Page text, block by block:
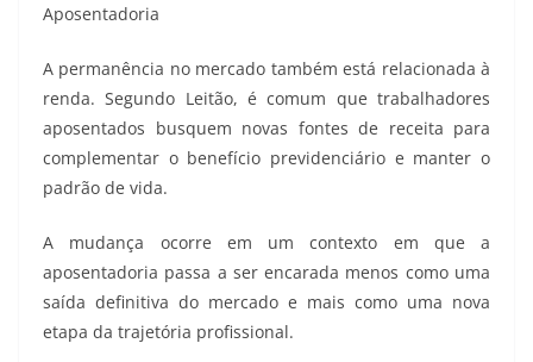
Aposentadoria
A permanência no mercado também está relacionada à
renda. Segundo Leitão, é comum que trabalhadores
aposentados busquem novas fontes de receita para
complementar o benefício previdenciário e manter o
padrão de vida.
A mudança ocorre em um contexto em que a
aposentadoria passa a ser encarada menos como uma
saída definitiva do mercado e mais como uma nova
etapa da trajetória profissional.